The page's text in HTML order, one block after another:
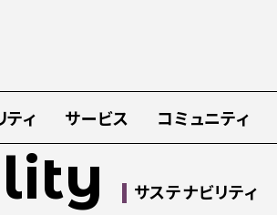
ティ サービス コミュニティ
サステナビリティ